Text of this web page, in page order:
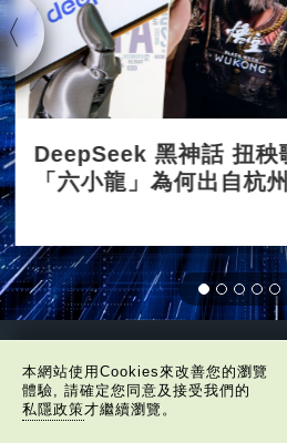
DeepSeek 黑神話 扭秧
「六小龍」為何出自杭
最新影片
7:20
本網站使用Cookies來改善您的瀏覽
體驗, 請確定您同意及接受我們的
私隱政策才繼續瀏覽。